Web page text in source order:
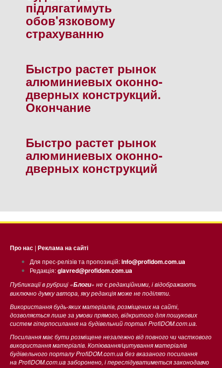
пiдлягатимуть
обов'язковому
страхуванню
Быстро растет рынок
алюминиевых оконно-
дверных конструкций.
Окончание
Быстро растет рынок
алюминиевых оконно-
дверных конструкций
Про нас | Реклама на сайті
Для прес-релізів та пропозицій:info@profidom.com.ua
Редакція:glavred@profidom.com.ua
Публикації в рубриці «Блоги» не є редакційними, і відображають
виключно думку автора, яку редакція може не поділяти.
Використання будь-яких матеріалів, розміщених на сайті,
дозволяється лише за умови прямого, відкритого для пошукових
систем гіперпосилання на будівельний портал ProfiDOM.com.ua.
Посилання має бути розміщене незалежно від повного чи часткового
використання матеріалів. Копіювання/цитування матеріалів
будівельного порталу ProfiDOM.com.ua без вказаного посилання
на ProfiDOM.com.ua заборонено, і переслідуватиметься законодавчо